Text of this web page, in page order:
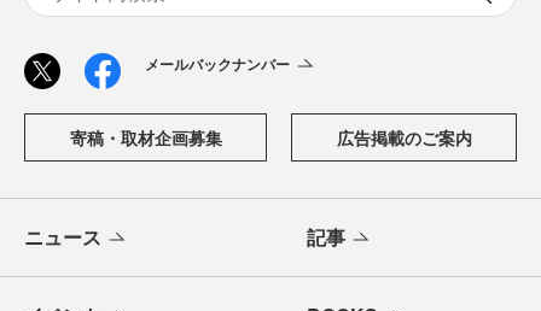
メールバックナンバー
寄稿・取材企画募集 広告掲載のご案内
ニュース 記事